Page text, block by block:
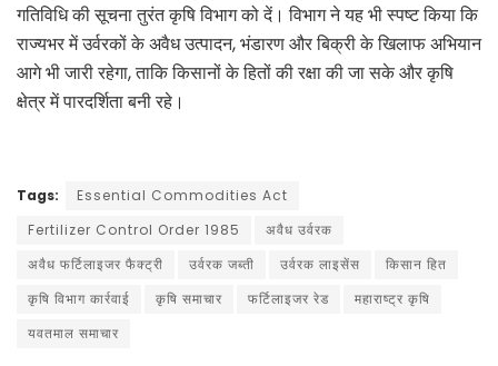
गतिविधि की सूचना तुरंत कृषि विभाग को दें। विभाग ने यह भी स्पष्ट किया कि
राज्यभर में उर्वरकों के अवैध उत्पादन, भंडारण और बिक्री के खिलाफ अभियान
आगे भी जारी रहेगा, ताकि किसानों के हितों की रक्षा की जा सके और कृषि
क्षेत्र में पारदर्शिता बनी रहे।
Tags:
Essential Commodities Act
Fertilizer Control Order 1985
अवैध उर्वरक
अवैध फर्टिलाइजर फैक्ट्री
उर्वरक जब्ती उर्वरक लाइसेंस
किसान हित
कृषि विभाग कार्रवाई
कृषि समाचार फर्टिलाइजर रेड
महाराष्ट्र कृषि
यवतमाल समाचार